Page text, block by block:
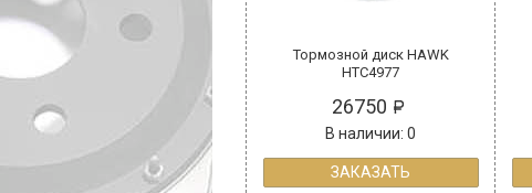
Тормозной диск HAWK
HTC4977
26750
В наличии: 0
ЗАКАЗАТЬ